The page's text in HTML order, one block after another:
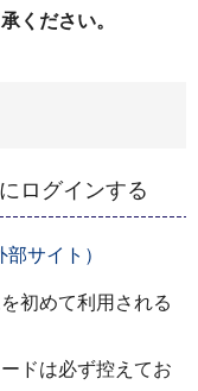
ください。
ログインする
サイト）
初めて利用される
は必ず控えてお